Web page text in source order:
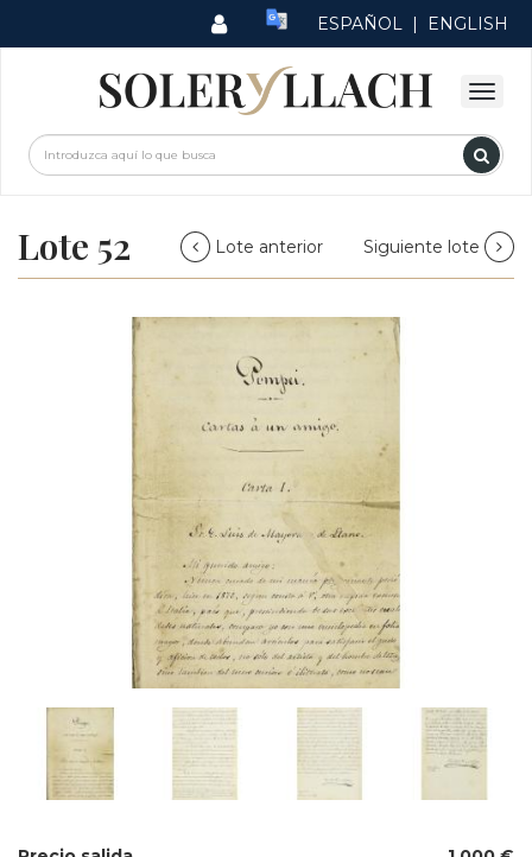
ESPAÑOL | ENGLISH
Lote 52 Lote anterior Siguiente lote